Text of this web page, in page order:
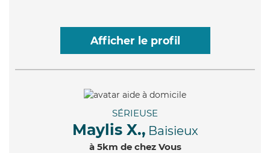
Afficher le profil
SÉRIEUSE
Maylis X., Baisieux
à 5km de chez Vous